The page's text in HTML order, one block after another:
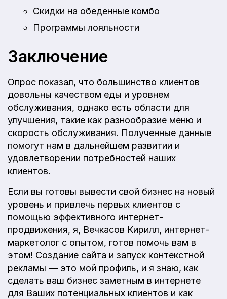
Скидки на обеденные комбо
Программы лояльности
Заключение
Опрос показал, что большинство клиентов
довольны качеством еды и уровнем
обслуживания, однако есть области для
улучшения, такие как разнообразие меню и
скорость обслуживания. Полученные данные
помогут нам в дальнейшем развитии и
удовлетворении потребностей наших
клиентов.
Если вы готовы вывести свой бизнес на новый
уровень и привлечь первых клиентов с
помощью эффективного интернет-
продвижения, я, Вечкасов Кирилл, интернет-
маркетолог с опытом, готов помочь вам в
этом! Создание сайта и запуск контекстной
рекламы — это мой профиль, и я знаю, как
сделать ваш бизнес заметным в интернете
для Ваших потенциальных клиентов и как